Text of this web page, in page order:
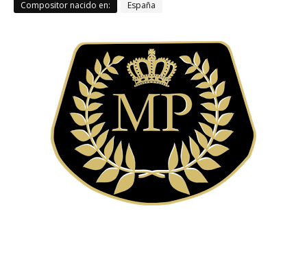
Compositor nacido en: España